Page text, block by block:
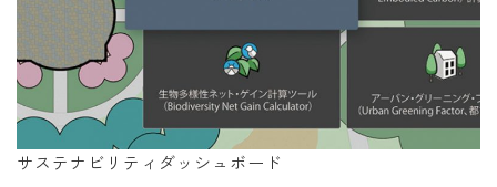
サステナビリティダッシュボード